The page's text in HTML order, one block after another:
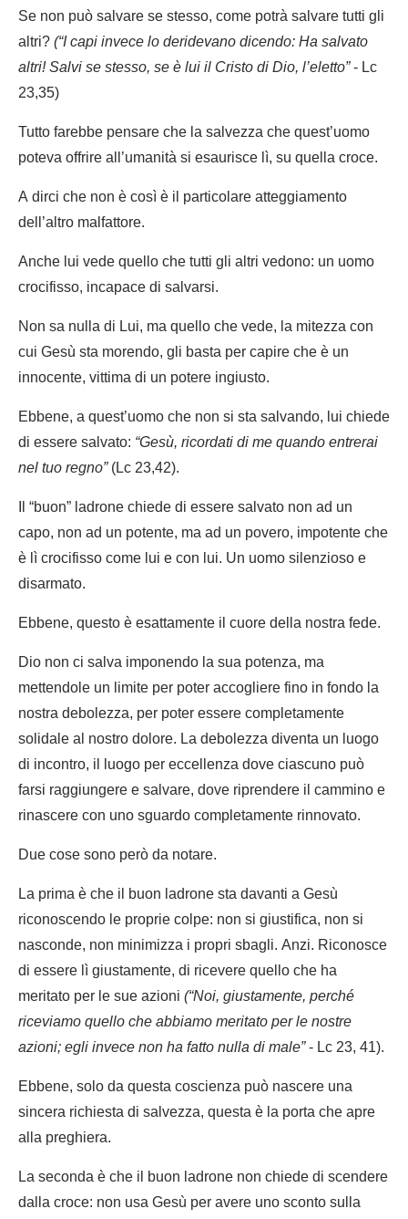
Se non può salvare se stesso, come potrà salvare tutti gli
altri?(“I capi invece lo deridevano dicendo:Ha salvato
altri! Salvi se stesso, se è lui il Cristo di Dio, l’eletto”- Lc
23,35)
Tutto farebbe pensare che la salvezza che quest’uomo
poteva offrire all’umanità si esaurisce lì, su quella croce.
A dirci che non è così è il particolare atteggiamento
dell’altro malfattore.
Anche lui vede quello che tutti gli altri vedono: un uomo
crocifisso, incapace di salvarsi.
Non sa nulla di Lui, ma quello che vede, la mitezza con
cui Gesù sta morendo, gli basta per capire che è un
innocente, vittima di un potere ingiusto.
Ebbene, a quest’uomo che non si sta salvando, lui chiede
di essere salvato:“Gesù, ricordati di me quando entrerai
nel tuo regno”(Lc 23,42).
Il “buon” ladrone chiede di essere salvato non ad un
capo, non ad un potente, ma ad un povero, impotente che
è lì crocifisso come lui e con lui. Un uomo silenzioso e
disarmato.
Ebbene, questo è esattamente il cuore della nostra fede.
Dio non ci salva imponendo la sua potenza, ma
mettendole un limite per poter accogliere fino in fondo la
nostra debolezza, per poter essere completamente
solidale al nostro dolore. La debolezza diventa un luogo
di incontro, il luogo per eccellenza dove ciascuno può
farsi raggiungere e salvare, dove riprendere il cammino e
rinascere con uno sguardo completamente rinnovato.
Due cose sono però da notare.
La prima è che il buon ladrone sta davanti a Gesù
riconoscendo le proprie colpe: non si giustifica, non si
nasconde, non minimizza i propri sbagli. Anzi. Riconosce
di essere lì giustamente, di ricevere quello che ha
meritato per le sue azioni(“Noi, giustamente, perché
riceviamo quello che abbiamo meritato per le nostre
azioni; egli invece non ha fatto nulla di male”- Lc 23, 41).
Ebbene, solo da questa coscienza può nascere una
sincera richiesta di salvezza, questa è la porta che apre
alla preghiera.
La seconda è che il buon ladrone non chiede di scendere
dalla croce: non usa Gesù per avere uno sconto sulla